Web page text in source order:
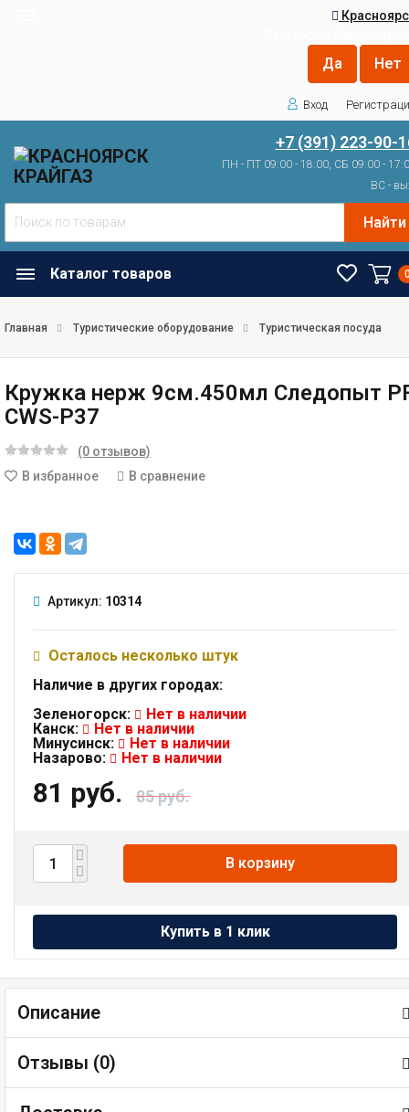
Вход
+7 (391) 223-90-
ПН - ПТ 09:00 - 18:00, СБ 09:00 -
ВС -
Найти
Каталог товаров
Главная Туристические оборудование Туристическая посуда
Кружка нерж 9см.450мл Следопыт
CWS-P37
(0 отзывов)
В избранное
В сравнение
Артикул: 10314
Осталось несколько штук
Наличие в других городах:
Зеленогорск:
Нет в наличии
Канск:
Нет в наличии
Минусинск:
Нет в наличии
Назарово:
Нет в наличии
81 руб. 85 руб.
В корзину
Описание
Отзывы (0)